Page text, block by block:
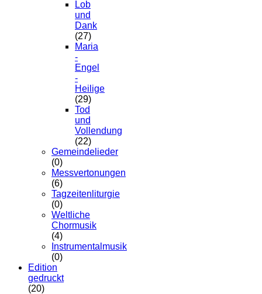
Lob
und
Dank
(27)
Maria
-
Engel
-
Heilige
(29)
Tod
und
Vollendung
(22)
Gemeindelieder
(0)
Messvertonungen
(6)
Tagzeitenliturgie
(0)
Weltliche
Chormusik
(4)
Instrumentalmusik
(0)
Edition
gedruckt
(20)